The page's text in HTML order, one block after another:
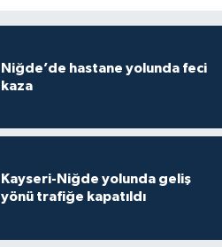
Niğde’de hastane yolunda feci
kaza
Kayseri-Niğde yolunda geliş
yönü trafiğe kapatıldı